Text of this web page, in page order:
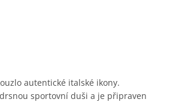
autentické italské ikony.
sportovní duši a je připraven